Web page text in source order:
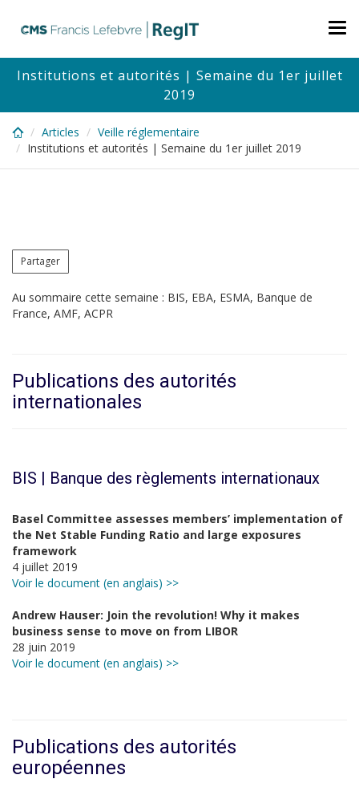
content
Institutions et autorités | Semaine du 1er juillet
2019
Articles
Veille réglementaire
Institutions et autorités | Semaine du 1er juillet 2019
Partager
Au sommaire cette semaine : BIS, EBA, ESMA, Banque de
France, AMF, ACPR
Publications des autorités
internationales
BIS | Banque des règlements internationaux
Basel Committee assesses members’ implementation of
the Net Stable Funding Ratio and large exposures
framework
4 juillet 2019
Voir le document (en anglais) >>
Andrew Hauser: Join the revolution! Why it makes
business sense to move on from LIBOR
28 juin 2019
Voir le document (en anglais) >>
Publications des autorités
européennes